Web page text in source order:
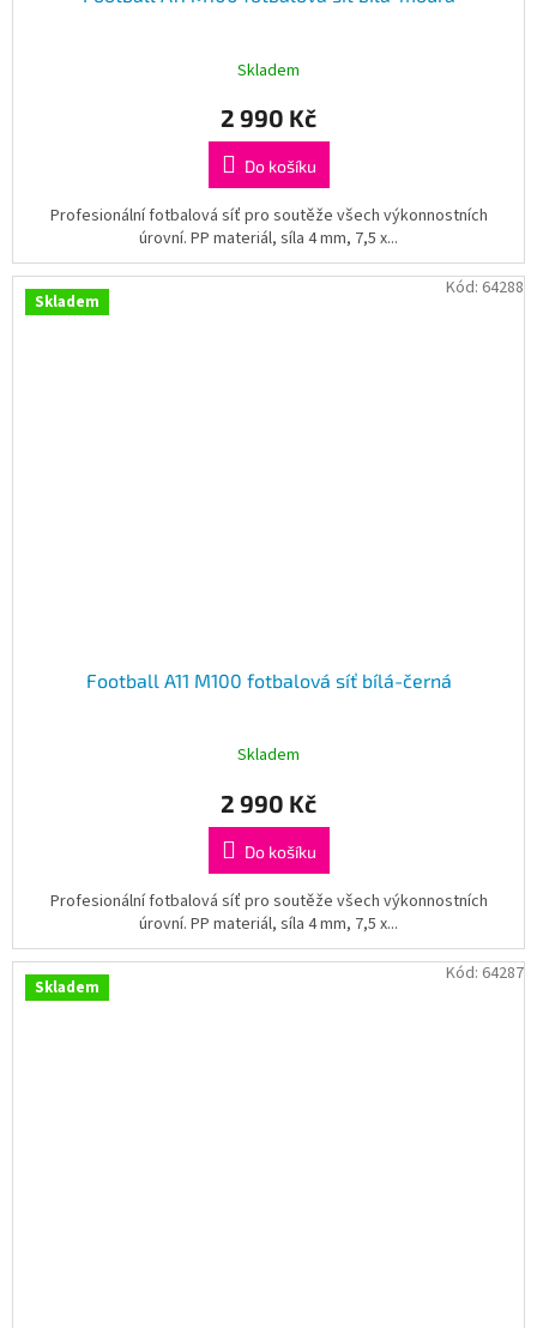
Skladem
2 990 Kč
Do košíku
Profesionální fotbalová síť pro soutěže všech výkonnostních
úrovní. PP materiál, síla 4 mm, 7,5 x...
Skladem
Football A11 M100 fotbalová síť bílá-černá
Skladem
2 990 Kč
Do košíku
Profesionální fotbalová síť pro soutěže všech výkonnostních
úrovní. PP materiál, síla 4 mm, 7,5 x...
Kód: 64288
Skladem
Kód: 64287